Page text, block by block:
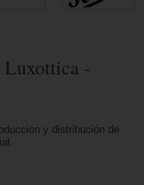
Luxottica -
y distribución de